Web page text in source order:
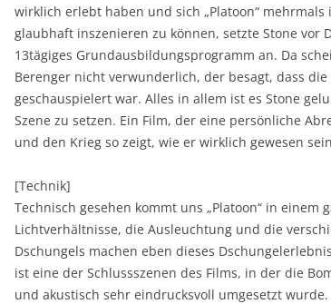
wirklich erlebt haben und sich „Platoon“
glaubhaft inszenieren zu können, setzte Stone vor
13tägiges Grundausbildungsprogramm an. Da
Berenger nicht verwunderlich, der besagt, dass
geschauspielert war. Alles in allem ist es Stone
Szene zu setzen. Ein Film, der eine persönliche
und den Krieg so zeigt, wie er wirklich gewesen
[Technik]
Technisch gesehen kommt uns „Platoon“ in einem
Lichtverhältnisse, die Ausleuchtung und die
Dschungels machen eben dieses
ist eine der Schlussszenen des Films, in der die
und akustisch sehr eindrucksvoll umgesetzt